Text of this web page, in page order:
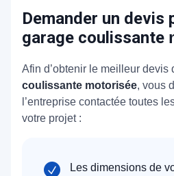
Demander un devis
garage coulissante
Afin d’obtenir le meilleur devis
coulissante motorisée, vous
l’entreprise contactée toutes
votre projet :
Les dimensions de